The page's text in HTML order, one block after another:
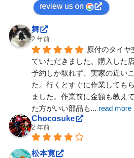
review us on
舞
2 年前
原付のタイヤ
ていただきました。購入した
予約しか取れず、実家の近い
た。行くとすぐに作業しても
ました。作業前に金額も教え
た方がいい部品も... read more
Chocosuke
2 年前
松本寛